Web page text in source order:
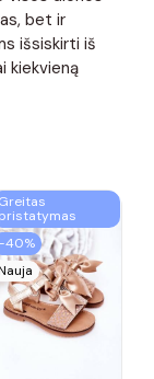
bet ir
išsiskirti iš
kiekvieną
Greitas
pristatymas
−40%